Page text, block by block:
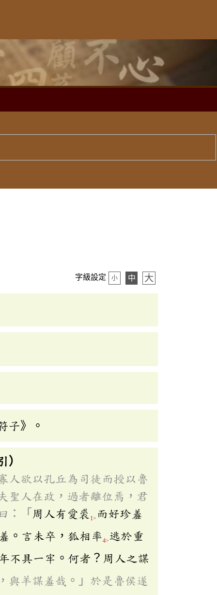
字級設定 小 中 大
子》。
）
人欲以孔丘為司徒而授以魯
聖人在政，過者離位焉，君
：「 周人有愛裘 1> 而好珍羞
。言未卒，狐相率4>逃於重
不具一牢。何者？周人之謀
與羊謀羞哉。」於是魯侯遂